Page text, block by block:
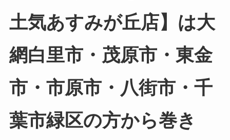
土気あすみが丘店】は大
網白里市・茂原市・東金
市・市原市・八街市・千
葉市緑区の方から巻き